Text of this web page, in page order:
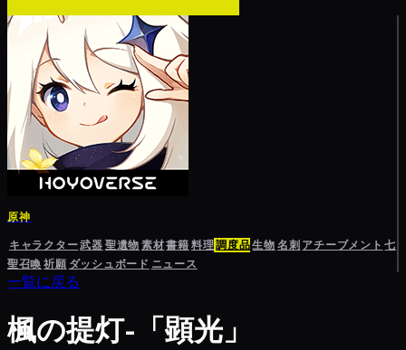
原神
キャラクター武器聖遺物素材書籍料理調度品生物名刺 アチーブメント 七
聖召喚祈願 ダッシュボード ニュース
一覧に戻る
楓の提灯-「顕光」